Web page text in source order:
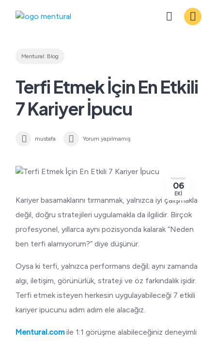
Mentural: Blog
Terfi Etmek İçin En Etkili
7 Kariyer İpucu
mustafa Yorum yapılmamış
06
EKI
Kariyer basamaklarını tırmanmak, yalnızca iyi çalışmakla
değil, doğru stratejileri uygulamakla da ilgilidir. Birçok
profesyonel, yıllarca aynı pozisyonda kalarak “Neden
ben terfi alamıyorum?” diye düşünür.
Oysa ki terfi, yalnızca performans değil; aynı zamanda
algı, iletişim, görünürlük, strateji ve öz farkındalık işidir.
Terfi etmek isteyen herkesin uygulayabileceği 7 etkili
kariyer ipucunu adım adım ele alacağız.
Mentural.comile 1:1 görüşme alabileceğiniz deneyimli